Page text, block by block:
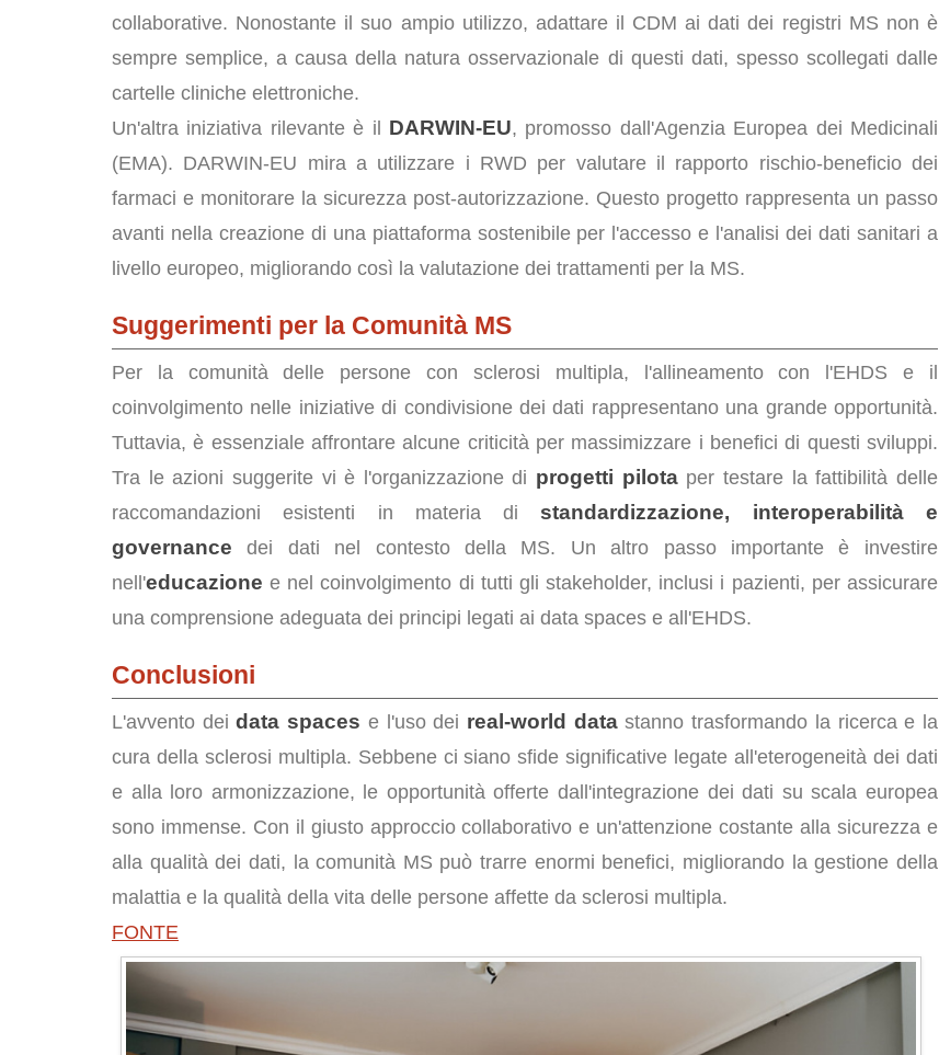
collaborative. Nonostante il suo ampio utilizzo, adattare il CDM ai dati dei registri MS non è
sempre semplice, a causa della natura osservazionale di questi dati, spesso scollegati dalle
cartelle cliniche elettroniche.
Un'altra iniziativa rilevante è il DARWIN-EU, promosso dall'Agenzia Europea dei Medicinali
(EMA). DARWIN-EU mira a utilizzare i RWD per valutare il rapporto rischio-beneficio dei
farmaci e monitorare la sicurezza post-autorizzazione. Questo progetto rappresenta un passo
avanti nella creazione di una piattaforma sostenibile per l'accesso e l'analisi dei dati sanitari a
livello europeo, migliorando così la valutazione dei trattamenti per la MS.
Suggerimenti per la Comunità MS
Per la comunità delle persone con sclerosi multipla, l'allineamento con l'EHDS e il
coinvolgimento nelle iniziative di condivisione dei dati rappresentano una grande opportunità.
Tuttavia, è essenziale affrontare alcune criticità per massimizzare i benefici di questi sviluppi.
Tra le azioni suggerite vi è l'organizzazione di progetti pilotaper testare la fattibilità delle
raccomandazioni esistenti in materia di standardizzazione, interoperabilità e
governance dei dati nel contesto della MS. Un altro passo importante è investire
nell'educazione e nel coinvolgimento di tutti gli stakeholder, inclusi i pazienti, per assicurare
una comprensione adeguata dei principi legati ai data spaces e all'EHDS.
Conclusioni
L'avvento deidata spaces e l'uso dei real-world datastanno trasformando la ricerca e la
cura della sclerosi multipla. Sebbene ci siano sfide significative legate all'eterogeneità dei dati
e alla loro armonizzazione, le opportunità offerte dall'integrazione dei dati su scala europea
sono immense. Con il giusto approccio collaborativo e un'attenzione costante alla sicurezza e
alla qualità dei dati, la comunità MS può trarre enormi benefici, migliorando la gestione della
malattia e la qualità della vita delle persone affette da sclerosi multipla.
FONTE